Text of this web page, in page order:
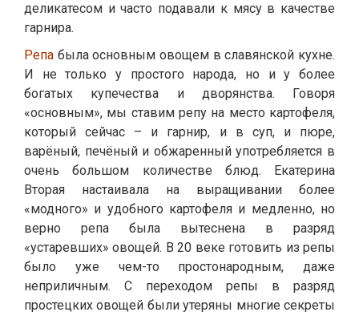
деликатесом и часто подавали к мясу в качестве
гарнира.
Репа была основным овощем в славянской кухне.
И не только у простого народа, но и у более
богатых купечества и дворянства. Говоря
«основным», мы ставим репу на место картофеля,
который сейчас – и гарнир, и в суп, и пюре,
варёный, печёный и обжаренный употребляется в
очень большом количестве блюд. Екатерина
Вторая настаивала на выращивании более
«модного» и удобного картофеля и медленно, но
верно репа была вытеснена в разряд
«устаревших» овощей. В 20 веке готовить из репы
было уже чем-то простонародным, даже
неприличным. С переходом репы в разряд
простецких овощей были утеряны многие секреты